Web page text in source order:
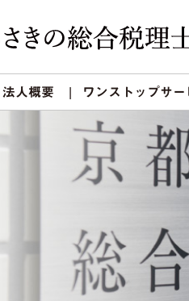
法人概要 ワンストップサー